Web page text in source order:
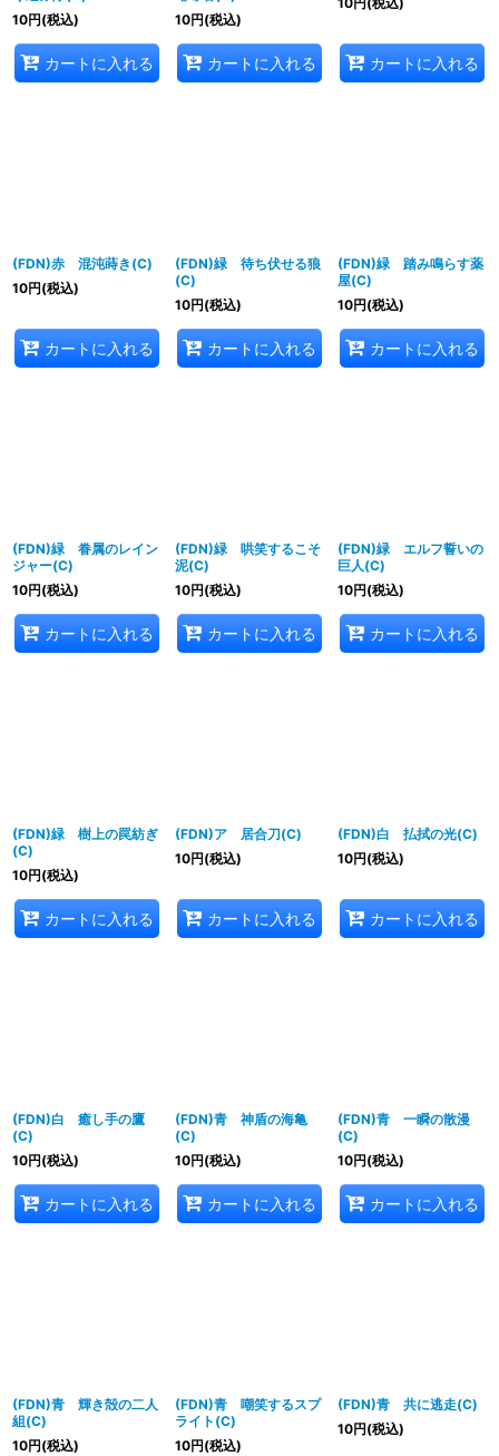
10円(税込)
カートに入れる
10円(税込)
カートに入れる カートに入れる
(FDN)赤 混沌蒔き(C)
10円(税込)
カートに入れる
(FDN)緑 待ち伏せる狼
(C)
10円(税込)
カートに入れる
(FDN)緑 踏み鳴らす薬
屋(C)
10円(税込)
カートに入れる
(FDN)緑 眷属のレイン
ジャー(C)
10円(税込)
カートに入れる
(FDN)緑 哄笑するこそ
泥(C)
10円(税込)
カートに入れる
(FDN)緑 エルフ誓いの
巨人(C)
10円(税込)
カートに入れる
(FDN)緑 樹上の罠紡ぎ
(C)
10円(税込)
カートに入れる
(FDN)ア 居合刀(C)
10円(税込)
カートに入れる
(FDN)白 払拭の光(C)
10円(税込)
カートに入れる
(FDN)白 癒し手の鷹
(C)
10円(税込)
カートに入れる
(FDN)青 神盾の海亀
(C)
10円(税込)
カートに入れる
(FDN)青 一瞬の散漫
(C)
10円(税込)
カートに入れる
(FDN)青 輝き殻の二人
組(C)
10円(税込)
(FDN)青 嘲笑するスプ
ライト(C)
10円(税込)
(FDN)青 共に逃走(C)
10円(税込)